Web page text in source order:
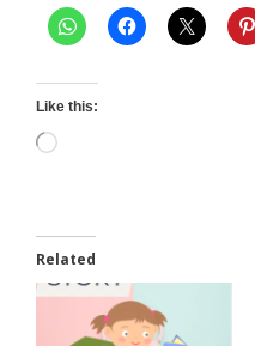
Like this:
Loading…
Related